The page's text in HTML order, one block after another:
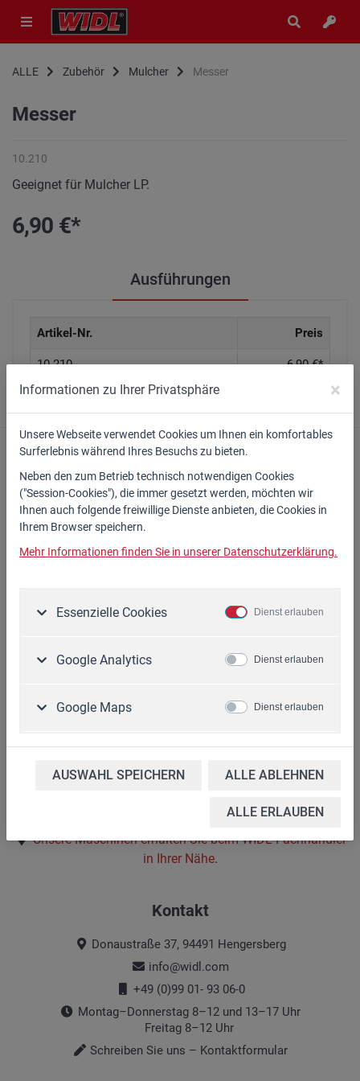
ALLE Zubehör Mulcher Messer
Messer
10.210
Geeignet für Mulcher LP.
6,90 €*
Ausführungen
Artikel-Nr. Preis
10.210 6,90 €*
Informationen
Datenschutzerklärung
Cookie-Einstellungen
Original WIDL-Ersatzteile
Erhältlich bei www.etw-parts.com
WIDL-Produkte für Endkunden
Unsere Maschinen erhalten Sie beimWIDL-Fachhändler
in Ihrer Nähe.
Kontakt
Donaustraße 37, 94491 Hengersberg
info@widl.com
+49 (0)99 01- 93 06-0
Montag–Donnerstag 8–12 und 13–17 Uhr
Freitag 8–12 Uhr
Schreiben Sie uns – Kontaktformular
Informationen zu Ihrer Privatsphäre ×
Unsere Webseite verwendet Cookies um Ihnen ein komfortables
Surferlebnis während Ihres Besuchs zu bieten.
Neben den zum Betrieb technisch notwendigen Cookies
("Session-Cookies"), die immer gesetzt werden, möchten wir
Ihnen auch folgende freiwillige Dienste anbieten, die Cookies in
Ihrem Browser speichern.
Mehr Informationen finden Sie in unserer Datenschutzerklärung.
Essenzielle Cookies Dienst erlauben
Google Analytics Dienst erlauben
Google Maps Dienst erlauben
AUSWAHL SPEICHERN ALLE ABLEHNEN
ALLE ERLAUBEN